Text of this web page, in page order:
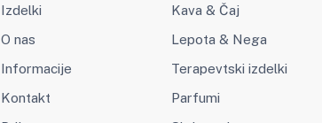
Izdelki
O nas
Informacije
Kontakt
Kava & Čaj
Lepota & Nega
Terapevtski izdelki
Parfumi